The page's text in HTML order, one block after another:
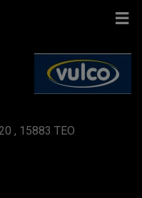
, 15883 TEO